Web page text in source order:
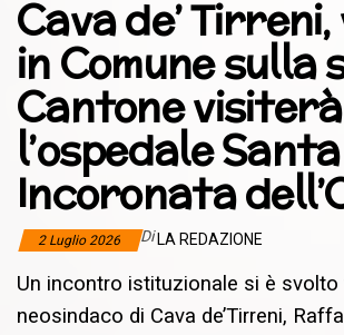
Cava de’
in Comune sulla
Cantone visiterà
l’ospedale
Incoronata
2 Luglio 2026 Di LA REDAZIONE
Un incontro istituzionale si è svolto
neosindaco di Cava de’Tirreni,